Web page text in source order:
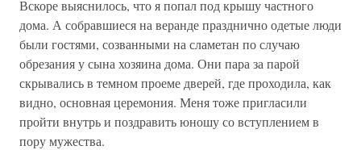
Вскоре выяснилось, что я попал под крышу частного
дома. А собравшиеся на веранде празднично одетые люди
были гостями, созванными на сламетан по случаю
обрезания у сына хозяина дома. Они пара за парой
скрывались в темном проеме дверей, где проходила, как
видно, основная церемония. Меня тоже пригласили
пройти внутрь и поздравить юношу со вступлением в
пору мужества.